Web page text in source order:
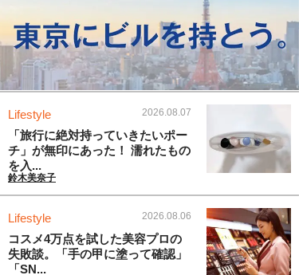
Lifestyle 2026.08.07
「旅行に絶対持っていきたいポー
チ」が無印にあった！ 濡れたもの
を入...
鈴木美奈子
Lifestyle 2026.08.06
コスメ4万点を試した美容プロの
失敗談。「手の甲に塗って確認」
「SN...